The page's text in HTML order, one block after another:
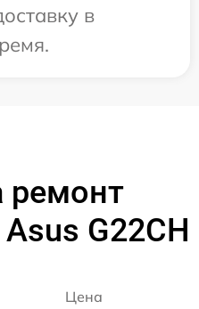
в
ремонт
G22CH
Цена